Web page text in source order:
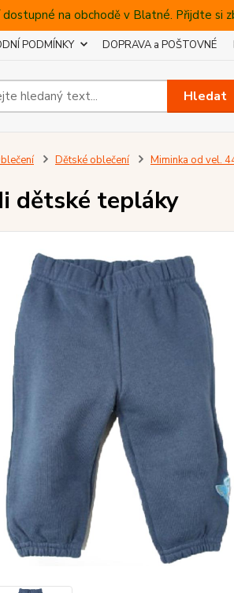
dostupné na obchodě v Blatné. Přijdte si
PODMÍNKY DOPRAVA a POŠTOVNÉ
Hledat
Dětské oblečení Miminka od vel.
dětské tepláky